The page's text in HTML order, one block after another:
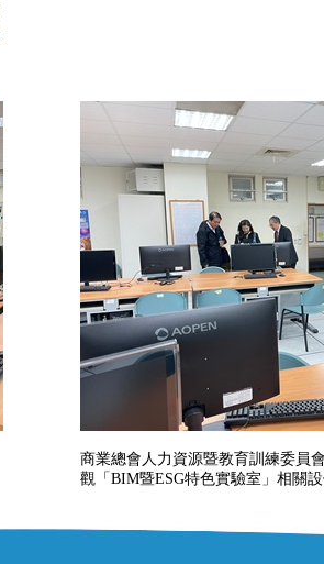
商業總會人力資源暨教育訓練委員
觀「BIM暨ESG特色實驗室」相關設